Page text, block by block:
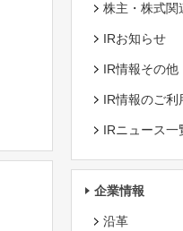
株主・株式関
IRお知らせ
IR情報その他
IR情報のご利
IRニュース一
企業情報
沿革